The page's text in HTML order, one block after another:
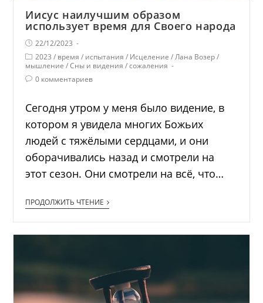
Иисус наилучшим образом
использует время для Своего народа
22/12/2023
2023 / время / испытания / Исцеление / Лана Возер /
мышление / Сны и видения / сожаления
0 комментариев
Сегодня утром у меня было видение, в
котором я увидела многих Божьих
людей с тяжёлыми сердцами, и они
оборачивались назад и смотрели на
этот сезон. Они смотрели на всё, что…
ПРОДОЛЖИТЬ ЧТЕНИЕ